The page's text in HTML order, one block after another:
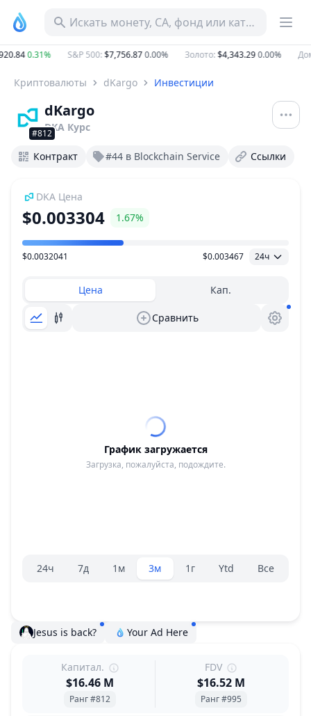
Искать монету, CA, фонд или категорию
0.31% S&P 500:$7,756.870.00% Золото:$4,343.290.00%
Криптовалюты dKargo Инвестиции
#812
dKargo
DKA Курс
Контракт #44 в Blockchain Service Ссылки
DKA Цена
$0.003304 1.67%
Ценовой диапазон
$0.0032041 $0.003467 24ч
Цена Кап.
Сравнить
График загружается
Загрузка, пожалуйста, подождите.
Селектор диапазона.
24ч 7д 1м 3м 1г Ytd Все
Jesus is back? Your Ad Here
Капитал.
$16.46 M
Ранг #812
FDV
$16.52 M
Ранг #995